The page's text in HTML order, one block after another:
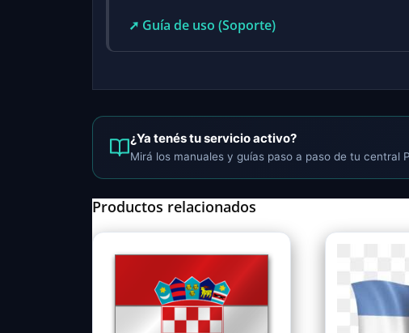
➚ Guía de uso (Soporte)
¿Ya tenés tu servicio activo?
Mirá los manuales y guías paso a paso de tu central
Productos relacionados